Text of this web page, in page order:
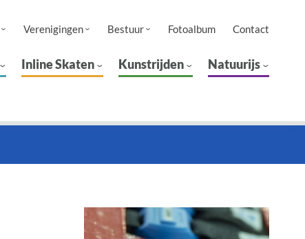
Verenigingen Bestuur Fotoalbum Contact
Inline Skaten Kunstrijden Natuurijs